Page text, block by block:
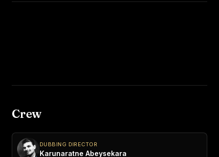
Crew
DUBBING DIRECTOR
Karunaratne Abeysekara